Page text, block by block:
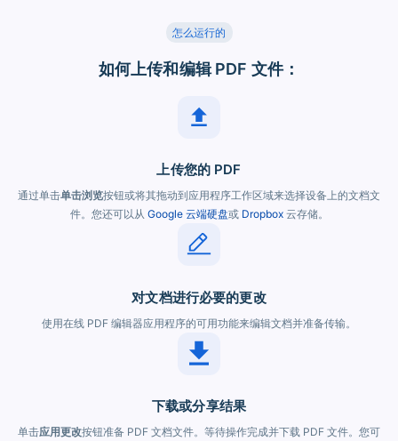
怎么运行的
如何上传和编辑 PDF 文件：
上传您的 PDF
通过单击单击浏览按钮或将其拖动到应用程序工作区域来选择设备上的文档文
件。您还可以从 Google 云端硬盘或 Dropbox云存储。
对文档进行必要的更改
使用在线 PDF 编辑器应用程序的可用功能来编辑文档并准备传输。
下载或分享结果
单击应用更改按钮准备 PDF 文档文件。等待操作完成并下载 PDF 文件。您可